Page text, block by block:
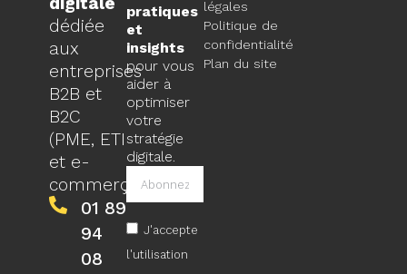
dédiée
aux
entreprises
B2B et
B2C
(PME, ETI
et e-
commerçants).
01 89
94
08
pratiques
et
insights
pour vous
aider à
optimiser
votre
stratégie
digitale.
J'accepte
l'utilisation
légales
Politique de
confidentialité
Plan du site